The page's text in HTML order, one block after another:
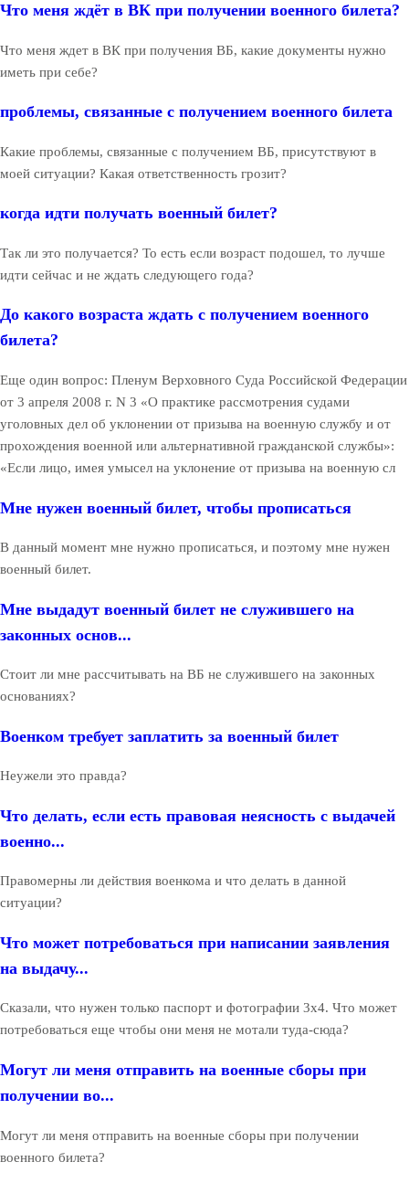
Что меня ждёт в ВК при получении военного билета?
Что меня ждет в ВК при получения ВБ, какие документы нужно
иметь при себе?
проблемы, связанные с получением военного билета
Какие проблемы, связанные с получением ВБ, присутствуют в
моей ситуации? Какая ответственность грозит?
когда идти получать военный билет?
Так ли это получается? То есть если возраст подошел, то лучше
идти сейчас и не ждать следующего года?
До какого возраста ждать с получением военного
билета?
Еще один вопрос: Пленум Верховного Суда Российской Федерации
от 3 апреля 2008 г. N 3 «О практике рассмотрения судами
уголовных дел об уклонении от призыва на военную службу и от
прохождения военной или альтернативной гражданской службы»:
«Если лицо, имея умысел на уклонение от призыва на военную сл
Мне нужен военный билет, чтобы прописаться
В данный момент мне нужно прописаться, и поэтому мне нужен
военный билет.
Мне выдадут военный билет не служившего на
законных основ...
Стоит ли мне рассчитывать на ВБ не служившего на законных
основаниях?
Военком требует заплатить за военный билет
Неужели это правда?
Что делать, если есть правовая неясность с выдачей
военно...
Правомерны ли действия военкома и что делать в данной
ситуации?
Что может потребоваться при написании заявления
на выдачу...
Сказали, что нужен только паспорт и фотографии 3х4. Что может
потребоваться еще чтобы они меня не мотали туда-сюда?
Могут ли меня отправить на военные сборы при
получении во...
Могут ли меня отправить на военные сборы при получении
военного билета?